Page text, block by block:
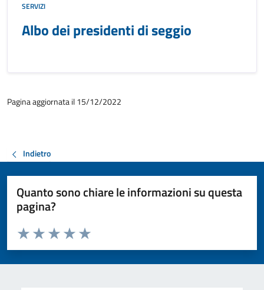
SERVIZI
Albo dei presidenti di seggio
Pagina aggiornata il 15/12/2022
Indietro
Quanto sono chiare le informazioni su questa
pagina?
Valuta da 1 a 5 stelle la pagina
Valuta 5 stelle su 5
Valuta 4 stelle su 5
Valuta 3 stelle su 5
Valuta 2 stelle su 5
Valuta 1 stelle su 5